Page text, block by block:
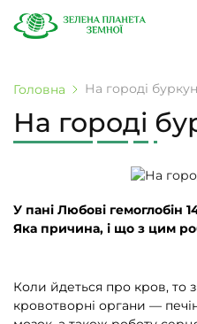
Головна На городі
На городі
У пані Любові гемоглобін
Яка причина, і що з цим
Коли йдеться про кров, то
кровотворні органи —